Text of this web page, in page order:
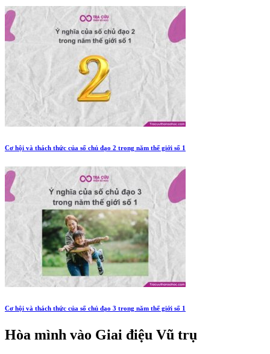
Cơ hội và thách thức của số chủ đạo 2 trong năm thế giới số 1
Cơ hội và thách thức của số chủ đạo 3 trong năm thế giới số 1
Hòa mình vào Giai điệu Vũ trụ